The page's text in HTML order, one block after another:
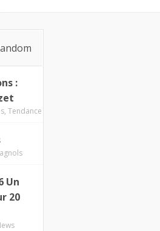
:
, Tendance
Un
20